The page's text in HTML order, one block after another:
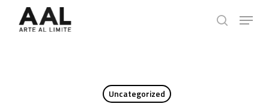
search
Menu
Uncategorized